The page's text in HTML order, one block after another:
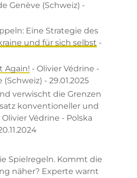
Genève (Schweiz) -
Eine Strategie des
und für sich selbst -
Again! - Olivier Védrine -
- 29.01.2025
verwischt die Grenzen
konventioneller und
Olivier Védrine - Polska
Spielregeln. Kommt die
näher? Experte warnt